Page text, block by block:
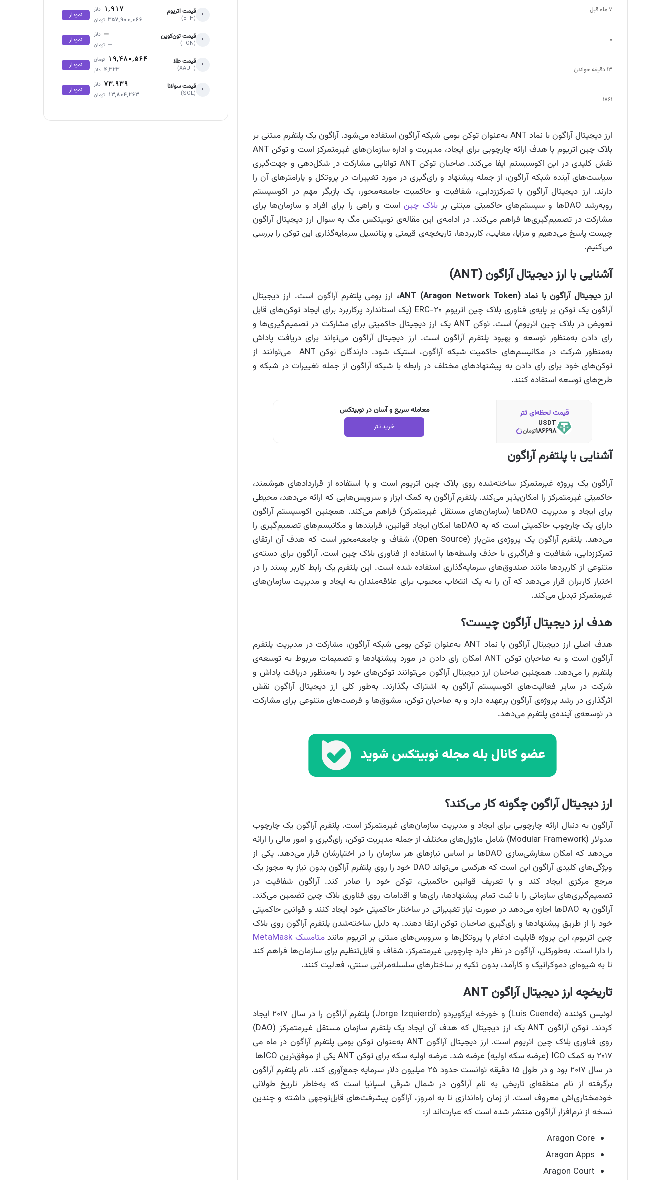
7 ماه قبل
0
13 دقیقه خواندن
1861
ارز دیجیتال آراگون با نماد ANT به‌عنوان توکن بومی شبکه آراگون استفاده می‌شود. آراگون یک پلتفرم مبتنی بر
بلاک چین اتریوم با هدف ارائه چارچوبی برای ایجاد، مدیریت و اداره سازمان‌های غیرمتمرکز است و توکن ANT
نقش کلیدی در این اکوسیستم ایفا می‌کند. صاحبان توکن ANT توانایی مشارکت در شکل‌دهی و جهت‌گیری
سیاست‌های آینده شبکه آراگون، از جمله پیشنهاد و رای‌گیری در مورد تغییرات در پروتکل و پارامترهای آن را
دارند. ارز دیجیتال آراگون با تمرکززدایی، شفافیت و حاکمیت جامعه‌محور، یک بازیگر مهم در اکوسیستم
روبه‌رشد DAOها و سیستم‌های حاکمیتی مبتنی بر
بلاک چیناست و راهی را برای افراد و سازمان‌ها برای
مشارکت در تصمیم‌گیری‌ها فراهم می‌کند. در ادامه‌ی این مقاله‌ی نوبیتکس مگ به سوال ارز دیجیتال آراگون
چیست پاسخ می‌دهیم و مزایا، معایب، کاربردها، تاریخچه‌ی قیمتی و پتانسیل سرمایه‌گذاری این توکن را بررسی
می‌کنیم.
آشنایی با ارز دیجیتال آراگون (ANT)
ارز دیجیتال آراگونبا نماد ANT (Aragon Network Token)،
ارز بومی پلتفرم آراگون است. ارز دیجیتال
آراگون یک توکن بر پایه‌ی فناوری بلاک چین اتریوم ERC-20 (یک استاندارد پرکاربرد برای ایجاد توکن‌های قابل
تعویض در بلاک چین اتریوم) است. توکن ANT یک ارز دیجیتال حاکمیتی برای مشارکت در تصمیم‌گیری‌ها و
رای دادن به‌منظور توسعه و بهبود پلتفرم آراگون است. ارز دیجیتال آراگون می‌تواند برای دریافت پاداش
به‌منظور شرکت در مکانیسم‌های حاکمیت شبکه آراگون، استیک شود. دارندگان توکن ANT می‌توانند از
توکن‌های خود برای رای دادن به پیشنهادهای مختلف در رابطه‌ با شبکه آراگون از جمله تغییرات در شبکه و
طرح‌های توسعه استفاده کنند.
معامله سریع و آسان در نوبیتکس
خرید تتر
قیمت لحظه‌ای تتر
USDT
186698تومان
آشنایی با پلتفرم آراگون
آراگون یک پروژه غیرمتمرکز ساخته‌شده روی بلاک چین اتریوم است و با استفاده از قراردادهای هوشمند،
حاکمیتی غیرمتمرکز را امکان‌پذیر می‌کند. پلتفرم آراگون به کمک ابزار و سرویس‌هایی که ارائه می‌دهد، محیطی
برای ایجاد و مدیریت DAOها (سازمان‌های مستقل غیرمتمرکز) فراهم می‌کند. همچنین اکوسیستم آراگون
دارای یک چارچوب حاکمیتی است که به DAOها امکان ایجاد قوانین، فرایندها و مکانیسم‌های تصمیم‌گیری را
می‌دهد. پلتفرم آراگون یک پروژه‌ی متن‌باز (Open Source)، شفاف و جامعه‌محور است که هدف آن ارتقای
تمرکززدایی، شفافیت و فراگیری با حذف واسطه‌ها با استفاده از فناوری بلاک چین است. آراگون برای دسته‌ی
متنوعی از کاربردها مانند صندوق‌های سرمایه‌گذاری استفاده شده است. این پلتفرم یک رابط کاربر پسند را در
اختیار کاربران قرار می‌دهد که آن را به یک انتخاب محبوب برای علاقه‌مندان به ایجاد و مدیریت سازمان‌های
غیرمتمرکز تبدیل می‌کند.
هدف ارز دیجیتال آراگون چیست؟
هدف اصلی ارز دیجیتال آراگون با نماد ANT به‌عنوان توکن بومی شبکه آراگون، مشارکت در مدیریت پلتفرم
آراگون است و به صاحبان توکن ANT امکان رای دادن در مورد پیشنهادها و تصمیمات مربوط به توسعه‌ی
پلتفرم را می‌دهد. همچنین صاحبان ارز دیجیتال آراگون می‌توانند توکن‌های خود را به‌منظور دریافت پاداش و
شرکت در سایر فعالیت‌های اکوسیستم آراگون به اشتراک بگذارند. به‌طور کلی ارز دیجیتال آراگون نقش
اثرگذاری در رشد پروژه‌ی آراگون برعهده دارد و به صاحبان توکن، مشوق‌ها و فرصت‌های متنوعی برای مشارکت
در توسعه‌ی آینده‌ی پلتفرم می‌دهد.
ارز دیجیتال آراگون چگونه کار می‌کند؟
آراگون به دنبال ارائه چارچوبی برای ایجاد و مدیریت سازمان‌های غیرمتمرکز است. پلتفرم آراگون یک چارچوب
مدولار (Modular Framework) شامل ماژول‌های مختلف از جمله مدیریت توکن، رای‌گیری و امور مالی را ارائه
می‌دهد که امکان سفارشی‌سازی DAOها بر اساس نیازهای هر سازمان را در اختیارشان قرار می‌دهد. یکی از
ویژگی‌های کلیدی آراگون این است که هرکسی می‌تواند DAO خود را روی پلتفرم آراگون بدون نیاز به مجوز یک
مرجع مرکزی ایجاد کند و با تعریف قوانین حاکمیتی، توکن خود را صادر کند. آراگون شفافیت در
تصمیم‌گیری‌های سازمانی را با ثبت تمام پیشنهادها، رای‌ها و اقدامات روی فناوری بلاک چین تضمین می‌کند.
آراگون به DAOها اجازه می‌دهد در صورت نیاز تغییراتی در ساختار حاکمیتی خود ایجاد کنند و قوانین حاکمیتی
خود را از طریق پیشنهادها و رای‌گیری صاحبان توکن ارتقا دهند. به دلیل ساخته‌شدن پلتفرم آراگون روی بلاک
چین اتریوم، این پروژه قابلیت ادغام با پروتکل‌ها و سرویس‌های مبتنی بر اتریوم مانندمتامسک MetaMask
را دارا است. به‌طورکلی، آراگون در نظر دارد چارچوبی غیرمتمرکز، شفاف و قابل‌تنظیم برای سازمان‌ها فراهم کند
تا به شیوه‌ای دموکراتیک و کارآمد، بدون تکیه بر ساختارهای سلسله‌مراتبی سنتی، فعالیت کنند.
تاریخچه ارز دیجیتال آراگون ANT
لوئیس کوئنده (Luis Cuende) و خورخه ایزکویردو (Jorge Izquierdo) پلتفرم آراگون را در سال 2017 ایجاد
کردند. توکن آراگون ANT یک ارز دیجیتال که هدف آن ایجاد یک پلتفرم سازمان مستقل غیرمتمرکز (DAO)
روی فناوری بلاک چین اتریوم است. ارز دیجیتال آراگون ANT به‌عنوان توکن بومی پلتفرم آراگون در ماه می
2017 به کمک ICO (عرضه سکه اولیه) عرضه شد. عرضه اولیه سکه برای توکن ANT یکی از موفق‌ترین ICOها
در سال 2017 بود و در طول 15 دقیقه توانست حدود 25 میلیون دلار سرمایه جمع‌آوری کند. نام پلتفرم آراگون
برگرفته از نام منطقه‌ای تاریخی به نام آراگون در شمال شرقی اسپانیا است که به‌خاطر تاریخ طولانی
خودمختاری‌اش معروف است. از زمان راه‌اندازی تا به امروز، آراگون پیشرفت‌های قابل‌توجهی داشته و چندین
نسخه از نرم‌افزار آراگون منتشر شده است که عبارت‌اند از:
Aragon Core
Aragon Apps
Aragon Court
• قیمت اتریوم
(ETH)
۱,۹۱۷ دلار
۳۵۷,۹۰۰,۰۶۶ تومان
نمودار
• قیمت تون‌کوین
(TON)
— دلار
— تومان
نمودار
• قیمت طلا
(XAUT)
۱۹,۴۸۰,۵۶۴ تومان
۴,۳۲۳ دلار
نمودار
• قیمت سولانا
(SOL)
۷۳.۹۳۹ دلار
۱۳,۸۰۴,۲۶۳ تومان
نمودار